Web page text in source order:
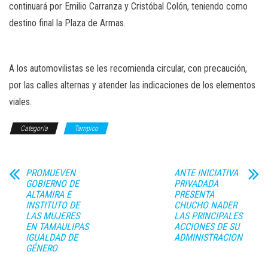
continuará por Emilio Carranza y Cristóbal Colón, teniendo como
destino final la Plaza de Armas.
A los automovilistas se les recomienda circular, con precaución,
por las calles alternas y atender las indicaciones de los elementos
viales.
Categoría Tampico
PROMUEVEN
GOBIERNO DE
ALTAMIRA E
INSTITUTO DE
LAS MUJERES
EN TAMAULIPAS
IGUALDAD DE
GÉNERO
ANTE INICIATIVA
PRIVADADA
PRESENTA
CHUCHO NADER
LAS PRINCIPALES
ACCIONES DE SU
ADMINISTRACION